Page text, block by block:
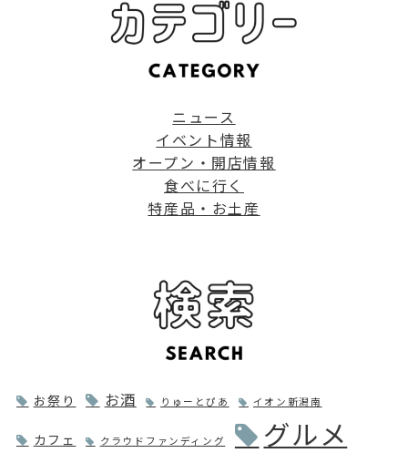
ニュース
イベント情報
オープン・開店情報
食べに行く
特産品・お土産
お祭り お酒 りゅーとぴあ イオン新潟南
カフェ クラウドファンディング グルメ